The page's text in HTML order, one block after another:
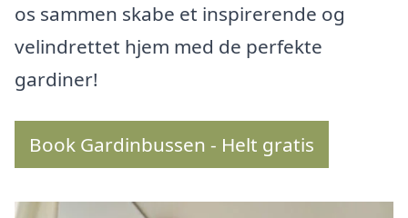
os sammen skabe et inspirerende og
velindrettet hjem med de perfekte
gardiner!
Book Gardinbussen - Helt gratis